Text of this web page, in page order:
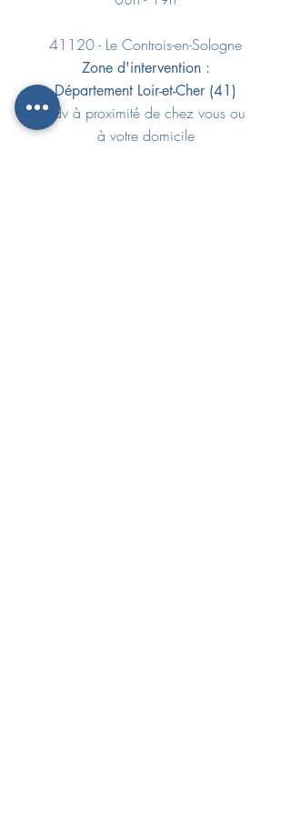
41120 - Le Controis-en-Sologne
Zone d'intervention :
Département Loir-et-Cher (41)
Rdv à proximité de chez vous ou
à votre domicile